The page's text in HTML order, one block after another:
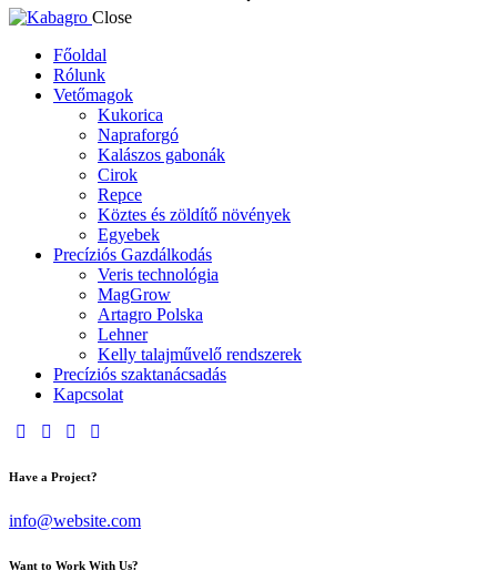
Close
Főoldal
Rólunk
Vetőmagok
Kukorica
Napraforgó
Kalászos gabonák
Cirok
Repce
Köztes és zöldítő növények
Egyebek
Precíziós Gazdálkodás
Veris technológia
MagGrow
Artagro Polska
Lehner
Kelly talajművelő rendszerek
Precíziós szaktanácsadás
Kapcsolat
Have a Project?
info@website.com
Want to Work With Us?